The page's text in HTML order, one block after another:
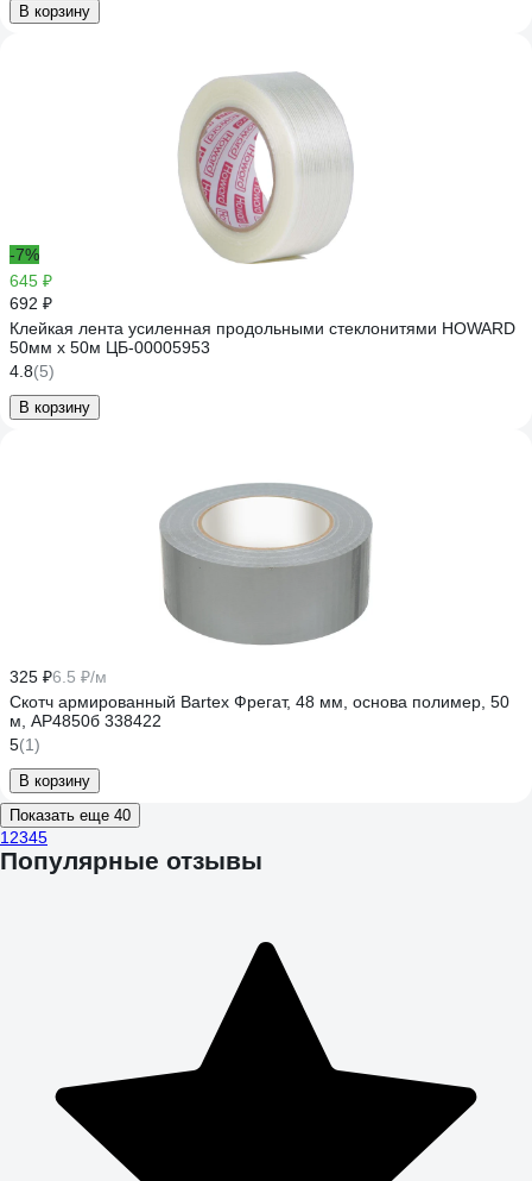
В корзину
-7%
645 ₽
692 ₽
Клейкая лента усиленная продольными стеклонитями HOWARD
50мм х 50м ЦБ-00005953
4.8(5)
В корзину
325 ₽6.5 ₽/м
Скотч армированный Bartex Фрегат, 48 мм, основа полимер, 50
м, АР4850б 338422
5(1)
В корзину
Показать еще 40
1 2345
Популярные отзывы